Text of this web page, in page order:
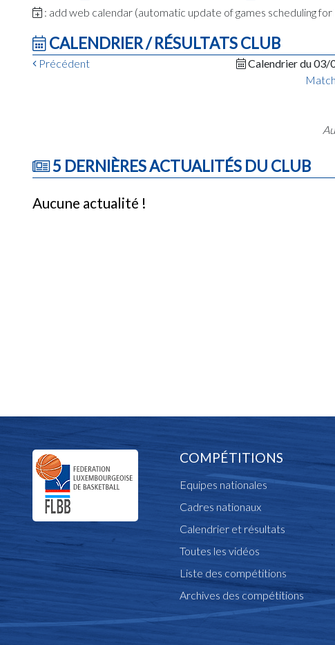
: add web calendar (automatic update of games scheduling
CALENDRIER / RÉSULTATS CLUB
Précédent Calendrier du 03/
5 DERNIÈRES ACTUALITÉS DU CLUB
Aucune actualité !
COMPÉTITIONS
Equipes nationales
Cadres nationaux
Calendrier et résultats
Toutes les vidéos
Liste des compétitions
Archives des compétitions